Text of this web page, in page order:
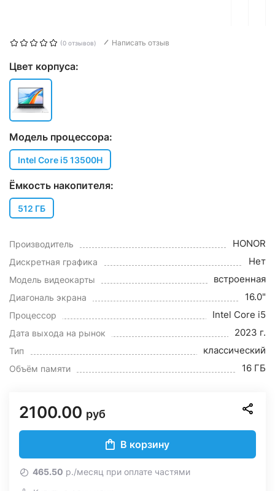
(0 отзывов) Написать отзыв
Цвет корпуса:
Модель процессора:
Intel Core i5 13500H
Ёмкость накопителя:
512 ГБ
Производитель HONOR
Дискретная графика Нет
Модель видеокарты встроенная
Диагональ экрана 16.0"
Процессор Intel Core i5
Дата выхода на рынок 2023 г.
Тип классический
Объём памяти 16 ГБ
2100.00 руб
В корзину
465.50 р./месяц при оплате частями